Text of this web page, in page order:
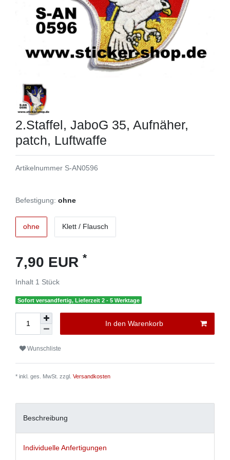
2.Staffel, JaboG 35, Aufnäher,
patch, Luftwaffe
Artikelnummer S-AN0596
Befestigung: ohne
ohne Klett / Flausch
7,90 EUR *
Inhalt 1 Stück
Sofort versandfertig, Lieferzeit 2 - 5 Werktage
In den Warenkorb
Wunschliste
* inkl. ges. MwSt. zzgl. Versandkosten
Beschreibung
Individuelle Anfertigungen